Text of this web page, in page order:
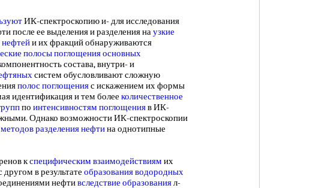
ИК-спектроскопию и- для исследования
после ее выделения и разделения наузкие
и их фракций обнаруживаются
полосы поглощенияосновных
состава, внутри- и
систем обусловливают сложную
полос поглощенияс искажением их формы
идентификация и тем более количественное
по интенсивностям поглощенияв ИК-
Однако возможности ИК-спектроскопии
методов разделения нефтина однотипные
кспецифическим взаимодействиям их
в результате образования водородных
нефтивследствие образованиял-